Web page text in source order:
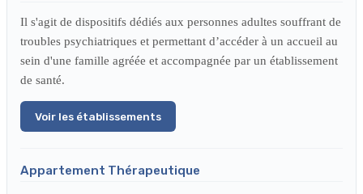
Il s'agit de dispositifs dédiés aux personnes adultes souffrant de
troubles psychiatriques et permettant d’accéder à un accueil au
sein d'une famille agréée et accompagnée par un établissement
de santé.
Voir les établissements
Appartement Thérapeutique